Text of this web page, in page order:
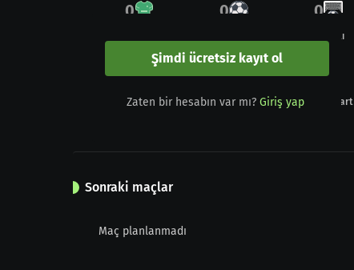
0 0 0
Penaltı
0
Sarı kart
0
Sarı - Kırmızı
0
Kırmızı kart
Sonraki maçlar
Maç planlanmadı
Şimdi ücretsiz kayıt ol
Zaten bir hesabın var mı? Giriş yap